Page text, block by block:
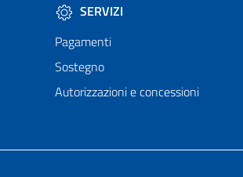
SERVIZI
Pagamenti
Sostegno
Autorizzazioni e concessioni